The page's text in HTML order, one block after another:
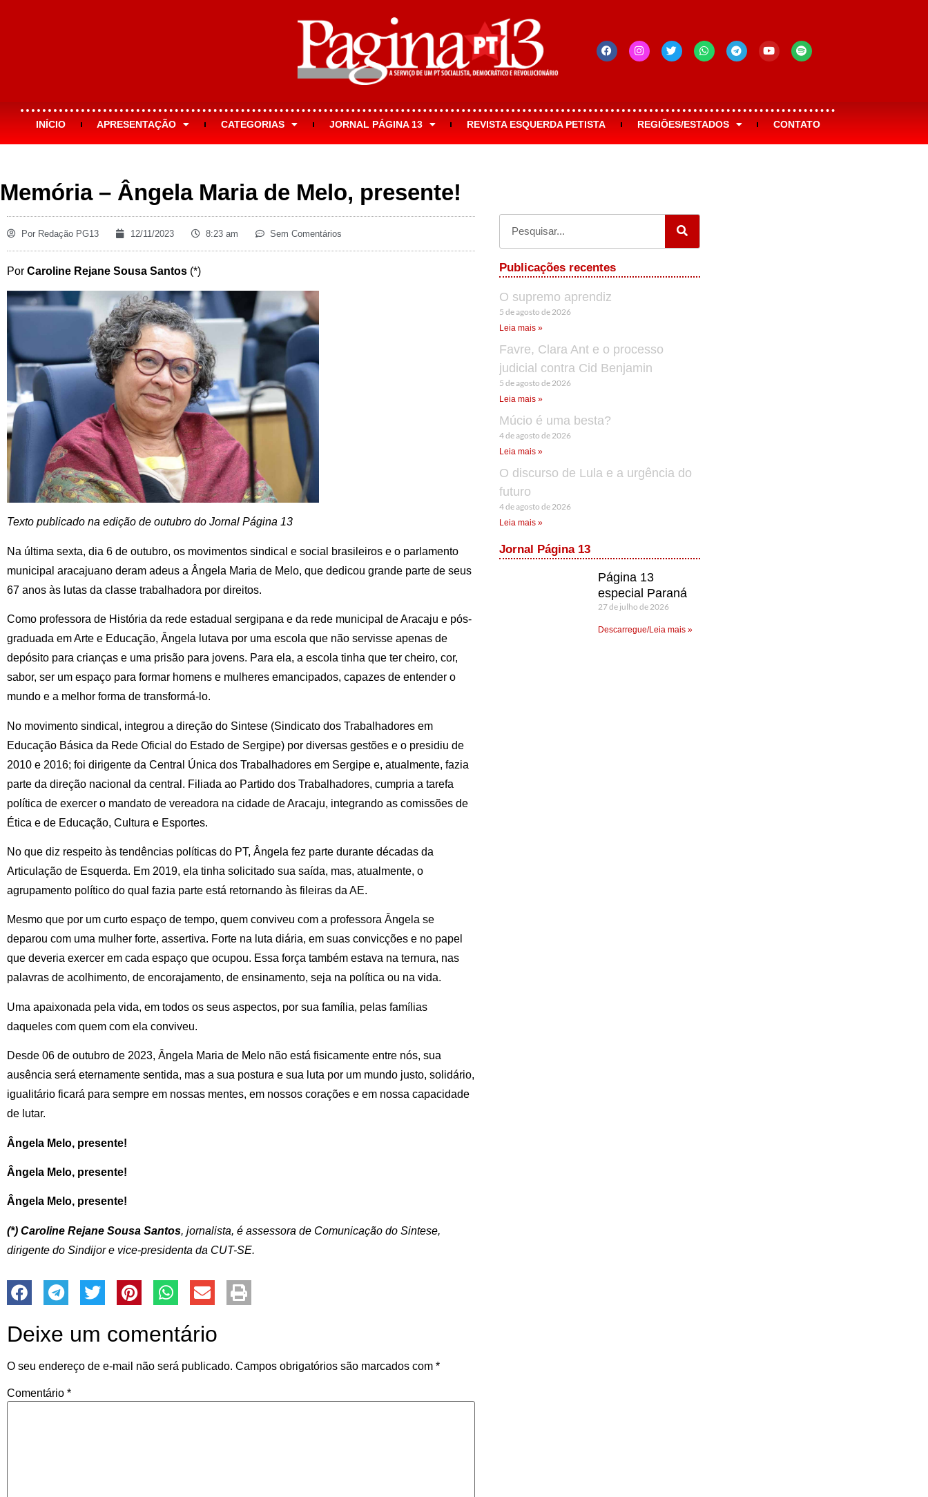
INÍCIO APRESENTAÇÃO CATEGORIAS JORNAL PÁGINA 13 REVISTA ESQUERDA PETISTA REGIÕES/ESTADOS CONTATO
Memória – Ângela Maria de Melo, presente!
Por Redação PG13 12/11/2023 8:23 am Sem Comentários
Por Caroline Rejane Sousa Santos (*)
Texto publicado na edição de outubro do Jornal Página 13
Na última sexta, dia 6 de outubro, os movimentos sindical e social brasileiros e o parlamento
municipal aracajuano deram adeus a Ângela Maria de Melo, que dedicou grande parte de seus
67 anos às lutas da classe trabalhadora por direitos.
Como professora de História da rede estadual sergipana e da rede municipal de Aracaju e pós-
graduada em Arte e Educação, Ângela lutava por uma escola que não servisse apenas de
depósito para crianças e uma prisão para jovens. Para ela, a escola tinha que ter cheiro, cor,
sabor, ser um espaço para formar homens e mulheres emancipados, capazes de entender o
mundo e a melhor forma de transformá-lo.
No movimento sindical, integrou a direção do Sintese (Sindicato dos Trabalhadores em
Educação Básica da Rede Oficial do Estado de Sergipe) por diversas gestões e o presidiu de
2010 e 2016; foi dirigente da Central Única dos Trabalhadores em Sergipe e, atualmente, fazia
parte da direção nacional da central. Filiada ao Partido dos Trabalhadores, cumpria a tarefa
política de exercer o mandato de vereadora na cidade de Aracaju, integrando as comissões de
Ética e de Educação, Cultura e Esportes.
No que diz respeito às tendências políticas do PT, Ângela fez parte durante décadas da
Articulação de Esquerda. Em 2019, ela tinha solicitado sua saída, mas, atualmente, o
agrupamento político do qual fazia parte está retornando às fileiras da AE.
Mesmo que por um curto espaço de tempo, quem conviveu com a professora Ângela se
deparou com uma mulher forte, assertiva. Forte na luta diária, em suas convicções e no papel
que deveria exercer em cada espaço que ocupou. Essa força também estava na ternura, nas
palavras de acolhimento, de encorajamento, de ensinamento, seja na política ou na vida.
Uma apaixonada pela vida, em todos os seus aspectos, por sua família, pelas famílias
daqueles com quem com ela conviveu.
Desde 06 de outubro de 2023, Ângela Maria de Melo não está fisicamente entre nós, sua
ausência será eternamente sentida, mas a sua postura e sua luta por um mundo justo, solidário,
igualitário ficará para sempre em nossas mentes, em nossos corações e em nossa capacidade
de lutar.
Ângela Melo, presente!
Ângela Melo, presente!
Ângela Melo, presente!
(*) Caroline Rejane Sousa Santos, jornalista, é assessora de Comunicação do Sintese,
dirigente do Sindijor e vice-presidenta da CUT-SE.
Deixe um comentário
O seu endereço de e-mail não será publicado. Campos obrigatórios são marcados com *
Comentário *
Publicações recentes
O supremo aprendiz
5 de agosto de 2026
Leia mais »
Favre, Clara Ant e o processo
judicial contra Cid Benjamin
5 de agosto de 2026
Leia mais »
Múcio é uma besta?
4 de agosto de 2026
Leia mais »
O discurso de Lula e a urgência do
futuro
4 de agosto de 2026
Leia mais »
Jornal Página 13
Página 13
especial Paraná
27 de julho de 2026
Descarregue/Leia mais »